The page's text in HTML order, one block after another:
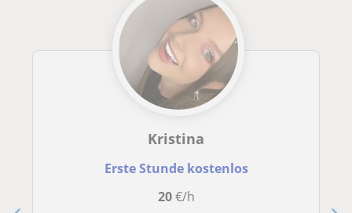
Kristina
Erste Stunde kostenlos
20€/h